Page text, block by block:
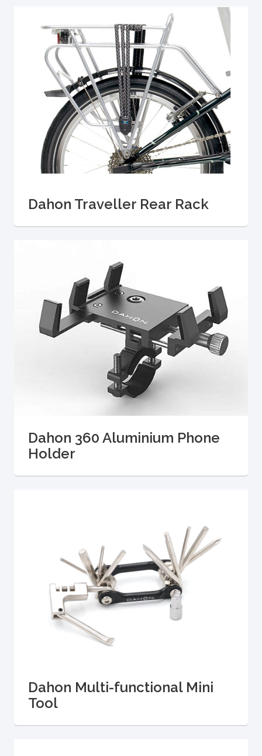
Dahon Traveller Rear Rack
Dahon 360 Aluminium Phone
Holder
Dahon Multi-functional Mini
Tool